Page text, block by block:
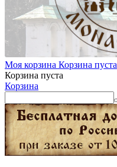
Моя корзина Корзина пуста
Корзина пуста
Корзина